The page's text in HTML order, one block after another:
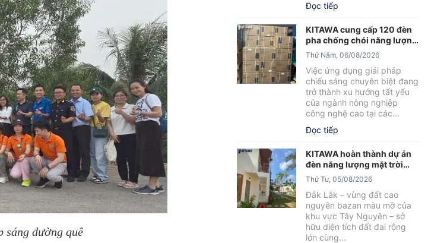
sáng đường quê
Đọc tiếp
KITAWA cung cấp 120 đèn
pha chống chói năng lượng
mặt trời cho trại tôm Bạc
Thứ Năm, 06/08/2026
Việc ứng dụng giải pháp
chiếu sáng chuyên biệt đang
trở thành xu hướng tất yếu
của ngành nông nghiệp
công nghệ cao tại các...
Đọc tiếp
KITAWA hoàn thành dự án
đèn năng lượng mặt trời
sân vườn UFO 600W tại
Đắk Lắk
Thứ Tư, 05/08/2026
Đắk Lắk – vùng đất cao
nguyên bazan màu mỡ của
khu vực Tây Nguyên – sở
hữu diện tích đất đai rộng
lớn cùng...